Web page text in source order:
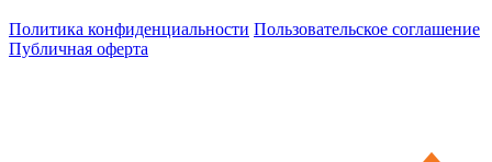
Политика конфиденциальности Пользовательское соглашение
Публичная оферта